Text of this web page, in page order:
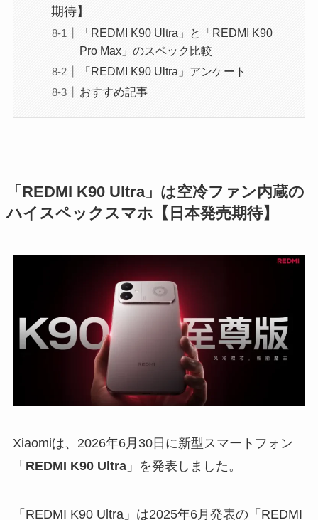
期待】
「REDMI K90 Ultra」と「REDMI K90
Pro Max」のスペック比較
「REDMI K90 Ultra」アンケート
おすすめ記事
「REDMI K90 Ultra」は空冷ファン内蔵の
ハイスペックスマホ【日本発売期待】
Xiaomiは、2026年6月30日に新型スマートフォン
「 REDMI K90 Ultra」を発表しました。
「REDMI K90 Ultra」は2025年6月発表の「REDMI